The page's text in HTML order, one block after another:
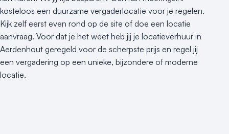
kosteloos een duurzame vergaderlocatie voor je regelen.
Kijk zelf eerst even rond op de site of doe een locatie
aanvraag. Voor dat je het weet heb jij je locatieverhuur in
Aerdenhout geregeld voor de scherpste prijs en regel jij
een vergadering op een unieke, bijzondere of moderne
locatie.